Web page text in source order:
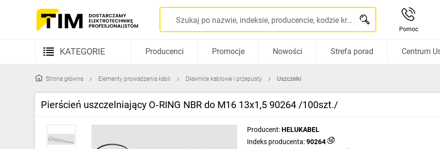
Szukaj po nazwie, indeksie, producencie, kodzie kreskowym...
Pomoc
KATEGORIE
Kable i przewody
Producenci Promocje Nowości Strefa porad Centrum
Strona główna Elementy prowadzenia kabli Dławnice kablowe i przepusty Uszczelki
Pierścień uszczelniający O‑RING NBR do M16 13x1,5 90264 /100szt./
Producent:HELUKABEL
Indeks producenta:90264